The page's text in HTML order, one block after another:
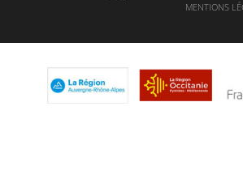
MENTIONS